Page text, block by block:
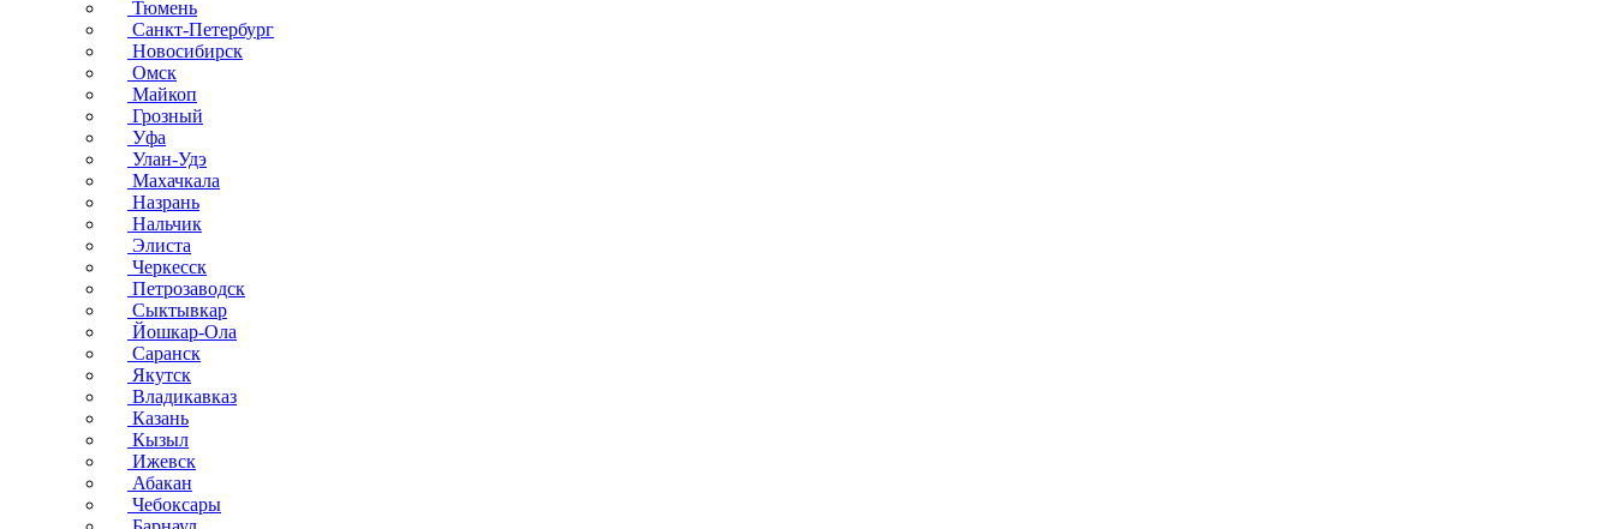
Тюмень
Санкт-Петербург
Новосибирск
Омск
Майкоп
Грозный
Уфа
Улан-Удэ
Махачкала
Назрань
Нальчик
Элиста
Черкесск
Петрозаводск
Сыктывкар
Йошкар-Ола
Саранск
Якутск
Владикавказ
Казань
Кызыл
Ижевск
Абакан
Чебоксары